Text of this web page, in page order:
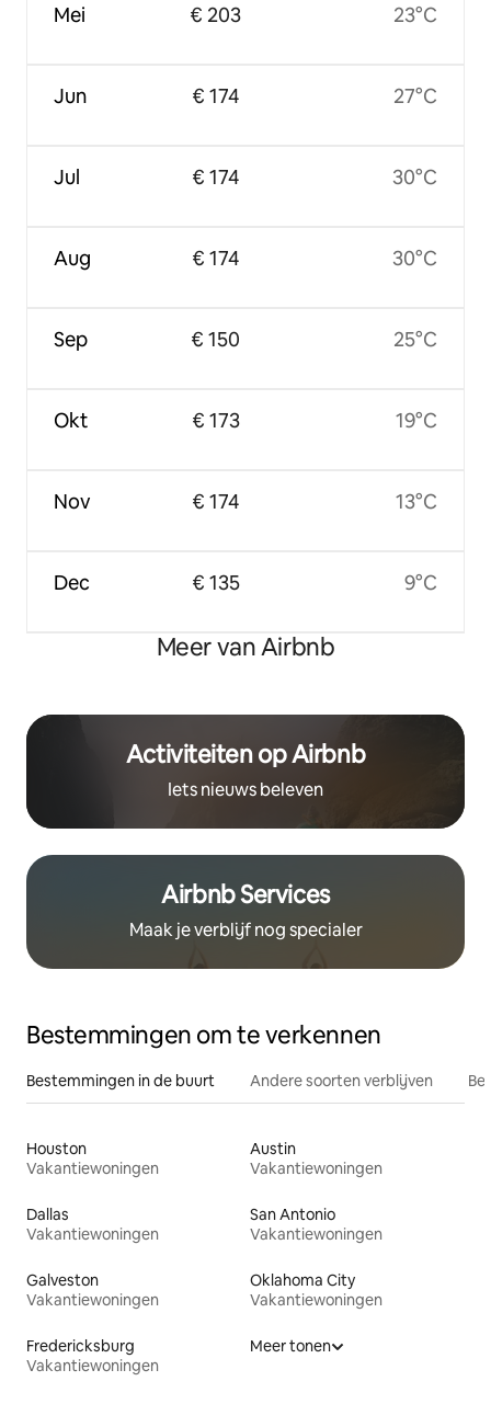
Mei
Jun
Jul
Aug
Sep
Okt
Nov
Dec
€ 203
€ 174
€ 174
€ 174
€ 150
€ 173
€ 174
€ 135
23°C
27°C
30°C
30°C
25°C
19°C
13°C
9°C
Meer van Airbnb
Activiteiten op Airbnb
Iets nieuws beleven
Airbnb Services
Maak je verblijf nog specialer
Bestemmingen om te verkennen
Bestemmingen in de buurt Andere soorten verblijven
Houston
Vakantiewoningen
Austin
Vakantiewoningen
Dallas
Vakantiewoningen
San Antonio
Vakantiewoningen
Galveston
Vakantiewoningen
Oklahoma City
Vakantiewoningen
Fredericksburg
Vakantiewoningen
Meer tonen